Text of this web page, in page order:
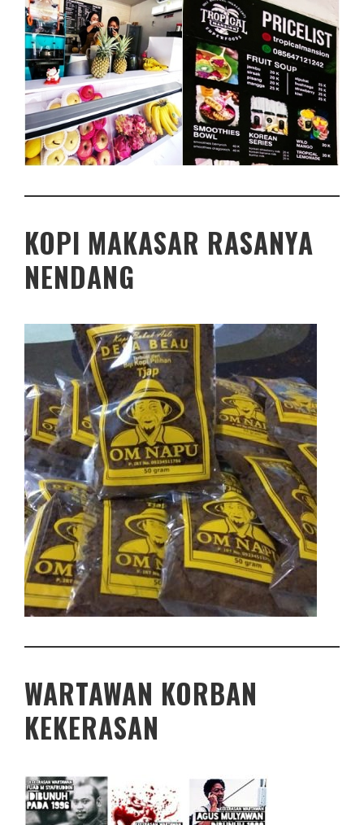
KOPI MAKASAR RASANYA
NENDANG
WARTAWAN KORBAN
KEKERASAN